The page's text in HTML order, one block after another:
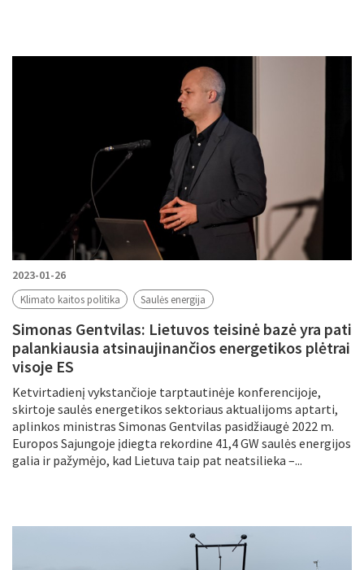
2023-01-26
Klimato kaitos politika Saulės energija
Simonas Gentvilas: Lietuvos teisinė bazė yra pati
palankiausia atsinaujinančios energetikos plėtrai
visoje ES
Ketvirtadienį vykstančioje tarptautinėje konferencijoje,
skirtoje saulės energetikos sektoriaus aktualijoms aptarti,
aplinkos ministras Simonas Gentvilas pasidžiaugė 2022 m.
Europos Sajungoje įdiegta rekordine 41,4 GW saulės energijos
galia ir pažymėjo, kad Lietuva taip pat neatsilieka –...